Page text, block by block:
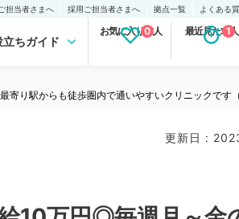
担当者さまへ 採用ご担当者さまへ 拠点一覧 よくある
立ちガイド
お気に入り求人
0 最近見た求人
1
り駅からも徒歩圏内で通いやすいクリニックです（
更新日 :